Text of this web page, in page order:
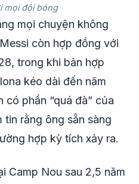
mọi đội bóng
mọi chuyện không
còn hợp đồng với
trong khi bản hợp
kéo dài đến năm
có phần “quá đà” của
rằng ông sẵn sàng
hợp kỳ tích xảy ra.
Camp Nou sau 2,5 năm